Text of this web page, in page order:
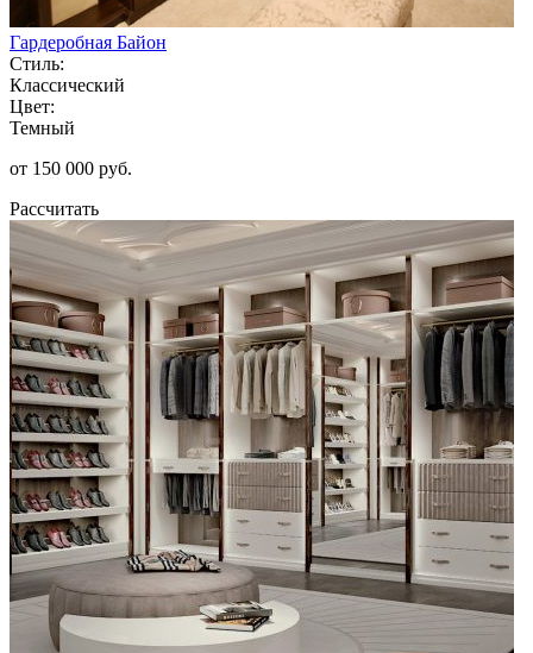
Гардеробная Байон
Стиль:
Классический
Цвет:
Темный
от 150 000 руб.
Рассчитать